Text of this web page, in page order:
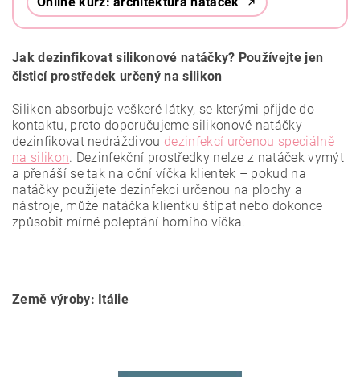
Jak dezinfikovat silikonové natáčky? Používejte jen
čisticí prostředek určený na silikon
Silikon absorbuje veškeré látky, se kterými přijde do
kontaktu, proto doporučujeme silikonové natáčky
dezinfikovat nedráždivou dezinfekcí určenou speciálně
na silikon. Dezinfekční prostředky nelze z natáček vymýt
a přenáší se tak na oční víčka klientek – pokud na
natáčky použijete dezinfekci určenou na plochy a
nástroje, může natáčka klientku štípat nebo dokonce
způsobit mírné poleptání horního víčka.
Země výroby: Itálie